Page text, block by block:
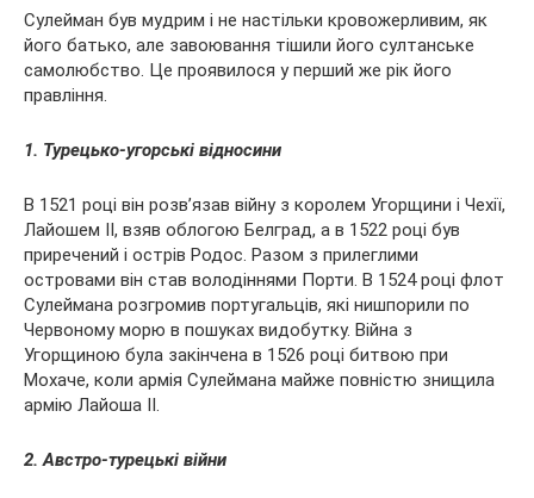
Сулейман був мудрим і не настільки кровожерливим, як
його батько, але завоювання тішили його султанське
самолюбство. Це проявилося у перший же рік його
правління.
1. Турецько-угорські відносини
В 1521 році він розв’язав війну з королем Угорщини і Чехії,
Лайошем II, взяв облогою Белград, а в 1522 році був
приречений і острів Родос. Разом з прилеглими
островами він став володіннями Порти. В 1524 році флот
Сулеймана розгромив португальців, які нишпорили по
Червоному морю в пошуках видобутку. Війна з
Угорщиною була закінчена в 1526 році битвою при
Мохаче, коли армія Сулеймана майже повністю знищила
армію Лайоша II.
2. Австро-турецькі війни